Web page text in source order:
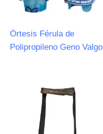
Órtesis Férula de
Polipropileno Geno Valgo